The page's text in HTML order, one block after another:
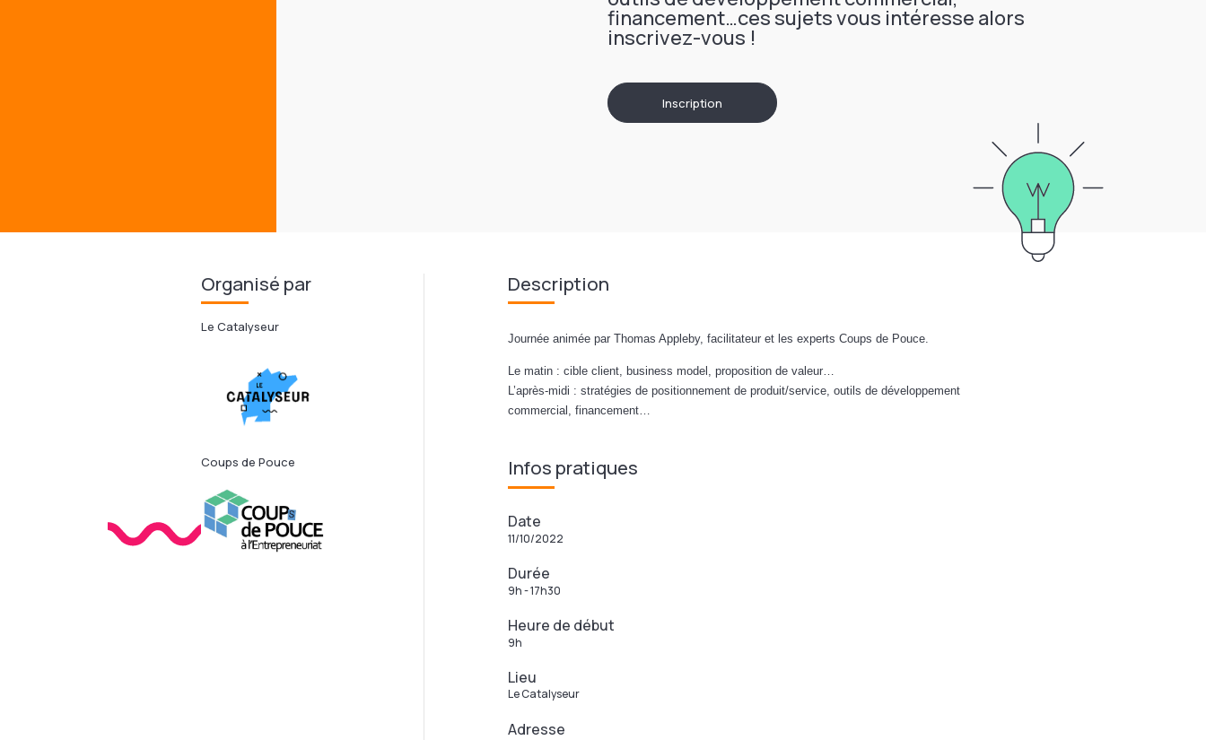
financement…ces sujets vous intéresse alors
inscrivez-vous !
Inscription
Organisé par
Le Catalyseur
Coups de Pouce
Description
Journée animée par Thomas Appleby, facilitateur et les experts Coups de Pouce.
Le matin : cible client, business model, proposition de valeur…
L’après-midi : stratégies de positionnement de produit/service, outils de développement
commercial, financement…
Infos pratiques
Date
11/10/2022
Durée
9h - 17h30
Heure de début
9h
Lieu
Le Catalyseur
Adresse